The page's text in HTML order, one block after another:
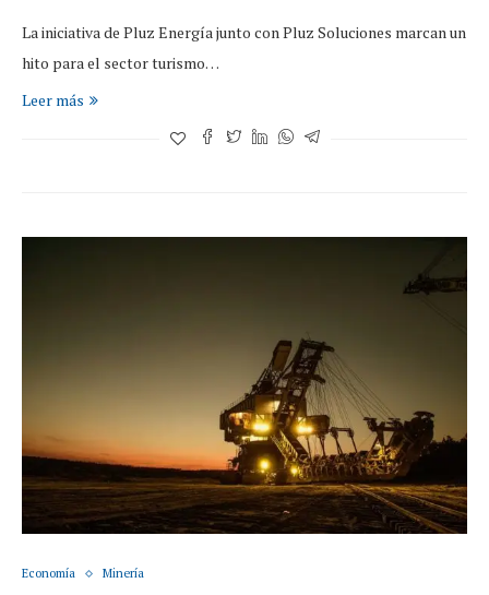
La iniciativa de Pluz Energía junto con Pluz Soluciones marcan un
hito para el sector turismo…
Leer más
Economía Minería